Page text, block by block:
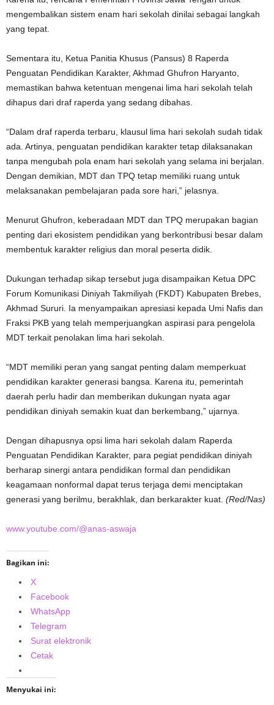
mengembalikan sistem enam hari sekolah dinilai sebagai langkah
yang tepat.
Sementara itu, Ketua Panitia Khusus (Pansus) 8 Raperda
Penguatan Pendidikan Karakter, Akhmad Ghufron Haryanto,
memastikan bahwa ketentuan mengenai lima hari sekolah telah
dihapus dari draf raperda yang sedang dibahas.
“Dalam draf raperda terbaru, klausul lima hari sekolah sudah tidak
ada. Artinya, penguatan pendidikan karakter tetap dilaksanakan
tanpa mengubah pola enam hari sekolah yang selama ini berjalan.
Dengan demikian, MDT dan TPQ tetap memiliki ruang untuk
melaksanakan pembelajaran pada sore hari,” jelasnya.
Menurut Ghufron, keberadaan MDT dan TPQ merupakan bagian
penting dari ekosistem pendidikan yang berkontribusi besar dalam
membentuk karakter religius dan moral peserta didik.
Dukungan terhadap sikap tersebut juga disampaikan Ketua DPC
Forum Komunikasi Diniyah Takmiliyah (FKDT) Kabupaten Brebes,
Akhmad Sururi. Ia menyampaikan apresiasi kepada Umi Nafis dan
Fraksi PKB yang telah memperjuangkan aspirasi para pengelola
MDT terkait penolakan lima hari sekolah.
“MDT memiliki peran yang sangat penting dalam memperkuat
pendidikan karakter generasi bangsa. Karena itu, pemerintah
daerah perlu hadir dan memberikan dukungan nyata agar
pendidikan diniyah semakin kuat dan berkembang,” ujarnya.
Dengan dihapusnya opsi lima hari sekolah dalam Raperda
Penguatan Pendidikan Karakter, para pegiat pendidikan diniyah
berharap sinergi antara pendidikan formal dan pendidikan
keagamaan nonformal dapat terus terjaga demi menciptakan
generasi yang berilmu, berakhlak, dan berkarakter kuat. (Red/Nas)
www.youtube.com/@anas-aswaja
Bagikan ini:
X
Facebook
WhatsApp
Telegram
Surat elektronik
Cetak
Menyukai ini: